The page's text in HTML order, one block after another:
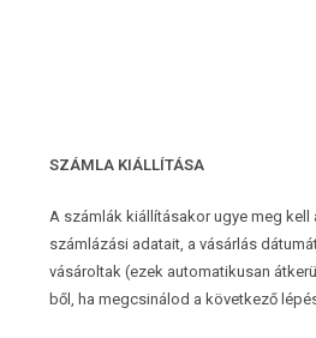
SZÁMLA KIÁLLÍTÁSA
A számlák kiállításakor ugye meg kell
számlázási adatait, a vásárlás
vásároltak (ezek automatikusan
ből, ha megcsinálod a következő